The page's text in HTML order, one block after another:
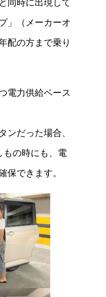
同時に出現して
」（メーカーオ
配の方まで乗り
電力供給ベース
ンだった場合、
もの時にも、電
保できます。